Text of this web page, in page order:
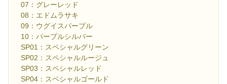
07：グレーレッド
08：エドムラサキ
09：ウグイスパープル
10：パープルシルバー
SP01：スペシャルグリーン
SP02：スペシャルルージュ
SP03：スペシャルレッド
SP04：スペシャルゴールド